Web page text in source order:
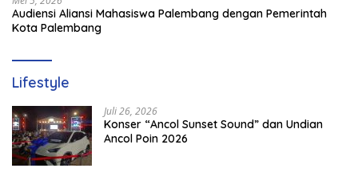
Audiensi Aliansi Mahasiswa Palembang dengan Pemerintah
Kota Palembang
Lifestyle
Juli 26, 2026
Konser “Ancol Sunset Sound” dan Undian
Ancol Poin 2026